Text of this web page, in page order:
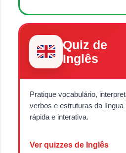
Quiz de
Inglês
Pratique vocabulário,
verbos e estruturas da língua
rápida e interativa.
Ver quizzes de Inglês